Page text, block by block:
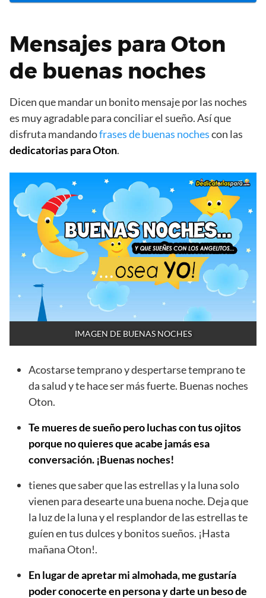
Mensajes para Oton
de buenas noches
Dicen que mandar un bonito mensaje por las noches
es muy agradable para conciliar el sueño. Así que
disfruta mandandofrases de buenas nochescon las
dedicatorias para Oton.
IMAGEN DE BUENAS NOCHES
Acostarse temprano y despertarse temprano te
da salud y te hace ser más fuerte. Buenas noches
Oton.
Te mueres de sueño pero luchas con tus ojitos
porque no quieres que acabe jamás esa
conversación. ¡Buenas noches!
tienes que saber que las estrellas y la luna solo
vienen para desearte una buena noche. Deja que
la luz de la luna y el resplandor de las estrellas te
guíen en tus dulces y bonitos sueños. ¡Hasta
mañana Oton!.
En lugar de apretar mi almohada, me gustaría
poder conocerte en persona y darte un beso de